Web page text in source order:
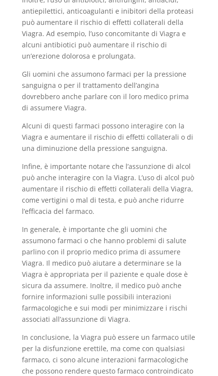
antiepilettici, anticoagulanti e inibitori della proteasi
può aumentare il rischio di effetti collaterali della
Viagra. Ad esempio, l’uso concomitante di Viagra e
alcuni antibiotici può aumentare il rischio di
un’erezione dolorosa e prolungata.
Gli uomini che assumono farmaci per la pressione
sanguigna o per il trattamento dell’angina
dovrebbero anche parlare con il loro medico prima
di assumere Viagra.
Alcuni di questi farmaci possono interagire con la
Viagra e aumentare il rischio di effetti collaterali o di
una diminuzione della pressione sanguigna.
Infine, è importante notare che l’assunzione di alcol
può anche interagire con la Viagra. L’uso di alcol può
aumentare il rischio di effetti collaterali della Viagra,
come vertigini o mal di testa, e può anche ridurre
l’efficacia del farmaco.
In generale, è importante che gli uomini che
assumono farmaci o che hanno problemi di salute
parlino con il proprio medico prima di assumere
Viagra. Il medico può aiutare a determinare se la
Viagra è appropriata per il paziente e quale dose è
sicura da assumere. Inoltre, il medico può anche
fornire informazioni sulle possibili interazioni
farmacologiche e sui modi per minimizzare i rischi
associati all’assunzione di Viagra.
In conclusione, la Viagra può essere un farmaco utile
per la disfunzione erettile, ma come con qualsiasi
farmaco, ci sono alcune interazioni farmacologiche
che possono rendere questo farmaco controindicato